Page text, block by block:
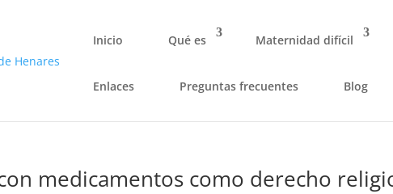
Inicio Qué es Maternidad difícil
Enlaces Preguntas frecuentes Blog
medicamentos como derecho